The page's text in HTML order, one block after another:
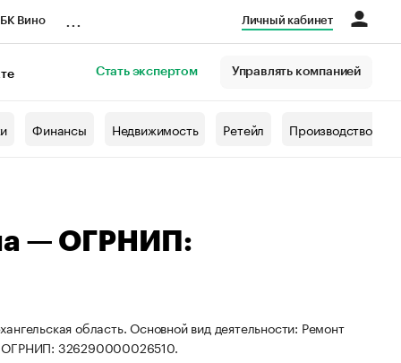
Вино Личный кабинет
Стать экспертом Управлять компанией
Финансы Недвижимость Ретейл Производство
— ОГРНИП:
область. Основной вид деятельности: Ремонт
ОГРНИП: 326290000026510.